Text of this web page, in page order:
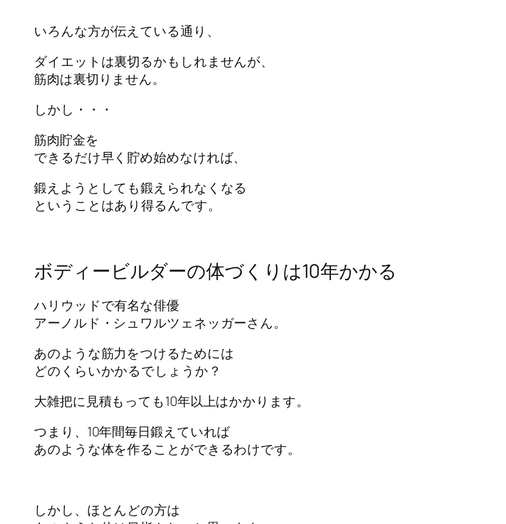
いろんな方が伝えている通り、
ダイエットは裏切るかもしれませんが、
筋肉は裏切りません。
しかし・・・
筋肉貯金を
できるだけ早く貯め始めなければ、
鍛えようとしても鍛えられなくなる
ということはあり得るんです。
ボディービルダーの体づくりは10年かかる
ハリウッドで有名な俳優
アーノルド・シュワルツェネッガーさん。
あのような筋力をつけるためには
どのくらいかかるでしょうか？
大雑把に見積もっても10年以上はかかります。
つまり、10年間毎日鍛えていれば
あのような体を作ることができるわけです。
しかし、ほとんどの方は